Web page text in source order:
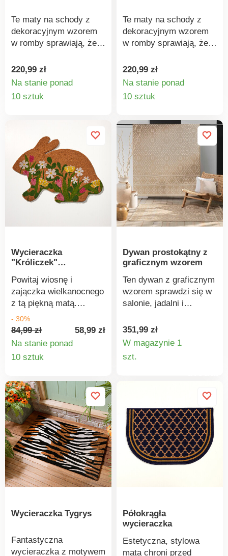
Te maty na schody z
dekoracyjnym wzorem
w romby sprawiają, że
i bezpieczniej. Niwelują
chłód na gołych
stopniach, eliminują
ryzyko poślizgnięcia się
220,99 zł
Na stanie ponad
10 sztuk
Te maty na schody z
dekoracyjnym wzorem
w romby sprawiają, że
i bezpieczniej. Niwelują
chłód na gołych
stopniach, eliminują
ryzyko poślizgnięcia się
kroków i hałas.
220,99 zł
Na stanie ponad
10 sztuk
Wycieraczka
"Króliczek"
Powitaj wiosnę i
zajączka wielkanocnego
z tą piękną matą.
Wytrzymałe włókna
kokosowe są idealne do
usuwania brudu z butów,
aby utrzymać dom w
czystości. Solidne
Ekologiczna i trwała.
Antypoślizgowa.
Gainsborough.
Antypoślizgowa,
- 30%
84,99 zł
58,99 zł
Na stanie ponad
10 sztuk
Dywan prostokątny z
graficznym wzorem
Ten dywan z graficznym
wzorem sprawdzi się w
salonie, jadalni i
do każdego
pomieszczenia!
Urokliwy, wygodny i
szykowny. W
spód. Graficzny wzór.
351,99 zł
W magazynie 1
szt.
Wycieraczka Tygrys
Fantastyczna
wycieraczka z motywem
Półokrągła
wycieraczka
Estetyczna, stylowa
mata chroni przed